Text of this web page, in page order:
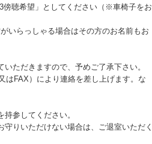
聴希望」としてください（※車椅子をお
らっしゃる場合はその方のお名前もお
ただきますので、予めご了承下さい。
FAX）により連絡を差し上げます。な
参してください。
りいただけない場合は、ご退室いただく